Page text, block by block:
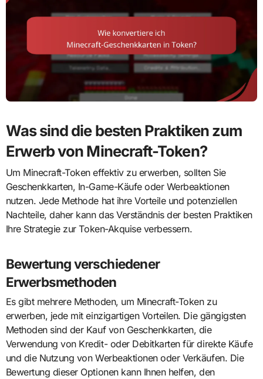
Was sind die besten Praktiken zum
Erwerb von Minecraft-Token?
Um Minecraft-Token effektiv zu erwerben, sollten Sie
Geschenkkarten, In-Game-Käufe oder Werbeaktionen
nutzen. Jede Methode hat ihre Vorteile und potenziellen
Nachteile, daher kann das Verständnis der besten Praktiken
Ihre Strategie zur Token-Akquise verbessern.
Bewertung verschiedener
Erwerbsmethoden
Es gibt mehrere Methoden, um Minecraft-Token zu
erwerben, jede mit einzigartigen Vorteilen. Die gängigsten
Methoden sind der Kauf von Geschenkkarten, die
Verwendung von Kredit- oder Debitkarten für direkte Käufe
und die Nutzung von Werbeaktionen oder Verkäufen. Die
Bewertung dieser Optionen kann Ihnen helfen, den